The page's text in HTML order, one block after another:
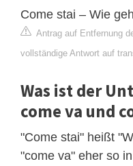
Come stai – Wie
Antrag auf Entfernung
vollständige Antwort auf
Was ist der
come va und
"Come stai" heißt
"come va" eher so